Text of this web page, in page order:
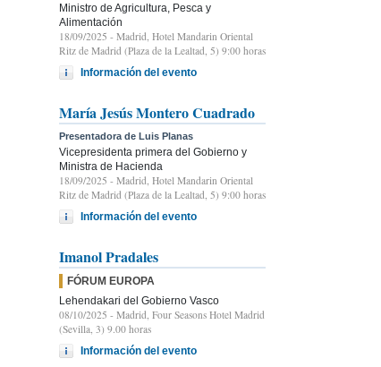
Ministro de Agricultura, Pesca y
Alimentación
18/09/2025 - Madrid, Hotel Mandarin Oriental
Ritz de Madrid (Plaza de la Lealtad, 5) 9:00 horas
Información del evento
María Jesús Montero Cuadrado
Presentadora de Luis Planas
Vicepresidenta primera del Gobierno y
Ministra de Hacienda
18/09/2025 - Madrid, Hotel Mandarin Oriental
Ritz de Madrid (Plaza de la Lealtad, 5) 9:00 horas
Información del evento
Imanol Pradales
FÓRUM EUROPA
Lehendakari del Gobierno Vasco
08/10/2025 - Madrid, Four Seasons Hotel Madrid
(Sevilla, 3) 9.00 horas
Información del evento